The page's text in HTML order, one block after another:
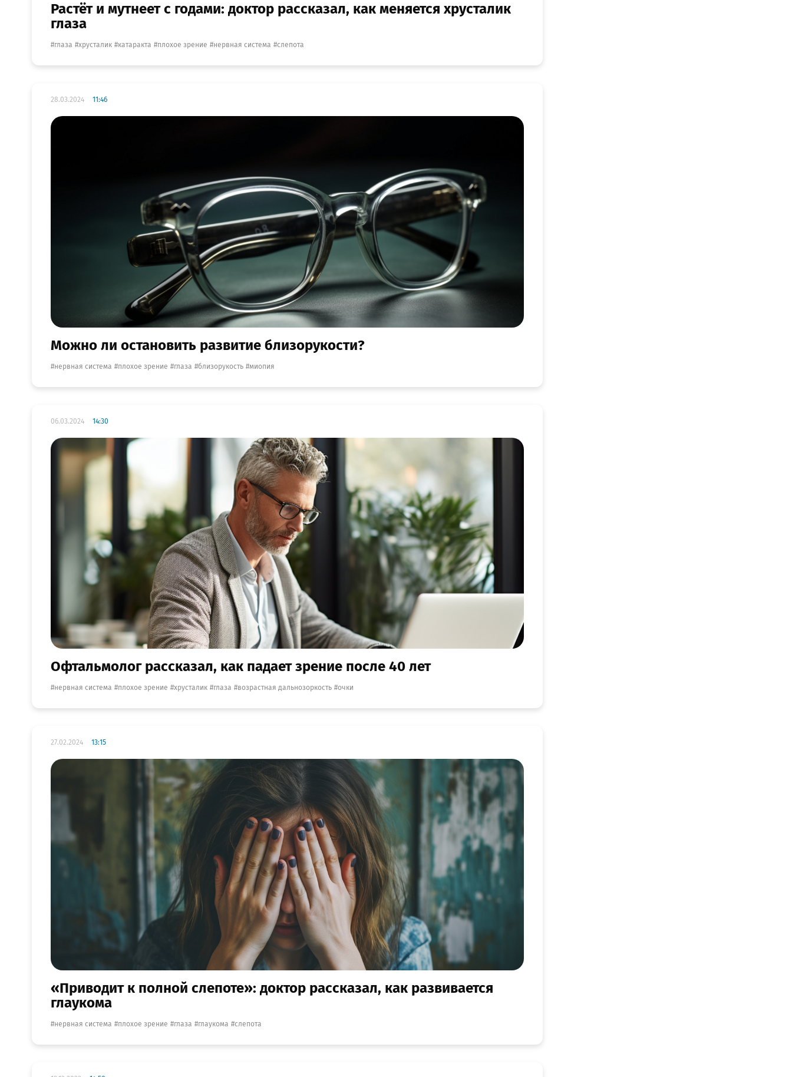
Растёт и мутнеет с годами: доктор рассказал, как меняется хрусталик
глаза
глаза хрусталик катаракта плохое зрение нервная система слепота
28.03.2024 11:46
Можно ли остановить развитие близорукости?
нервная система плохое зрение глаза близорукость миопия
06.03.2024 14:30
Офтальмолог рассказал, как падает зрение после 40 лет
нервная система плохое зрение хрусталик глаза возрастная дальнозоркость очки
27.02.2024 13:15
«Приводит к полной слепоте»: доктор рассказал, как развивается
глаукома
нервная система плохое зрение глаза глаукома слепота